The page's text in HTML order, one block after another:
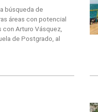
búsqueda de
áreas con potencial
con Arturo Vásquez,
de Postgrado, al